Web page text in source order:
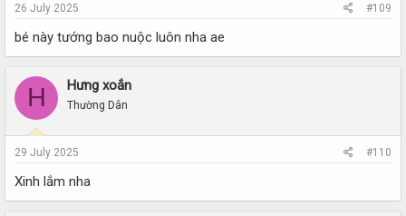
26 July 2025 #109
bé này tướng bao nuộc luôn nha ae
H Hưng xoắn
Thường Dân
29 July 2025 #110
Xinh lắm nha